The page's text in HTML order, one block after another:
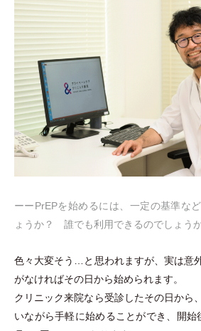
ーーPrEPを始めるには、一定の基準な
ょうか？ 誰でも利用できるのでしょう
色々大変そう…と思われますが、実は意
がなければその日から始められます。
クリニック来院なら受診したその日から
いながら手軽に始めることができ、開始